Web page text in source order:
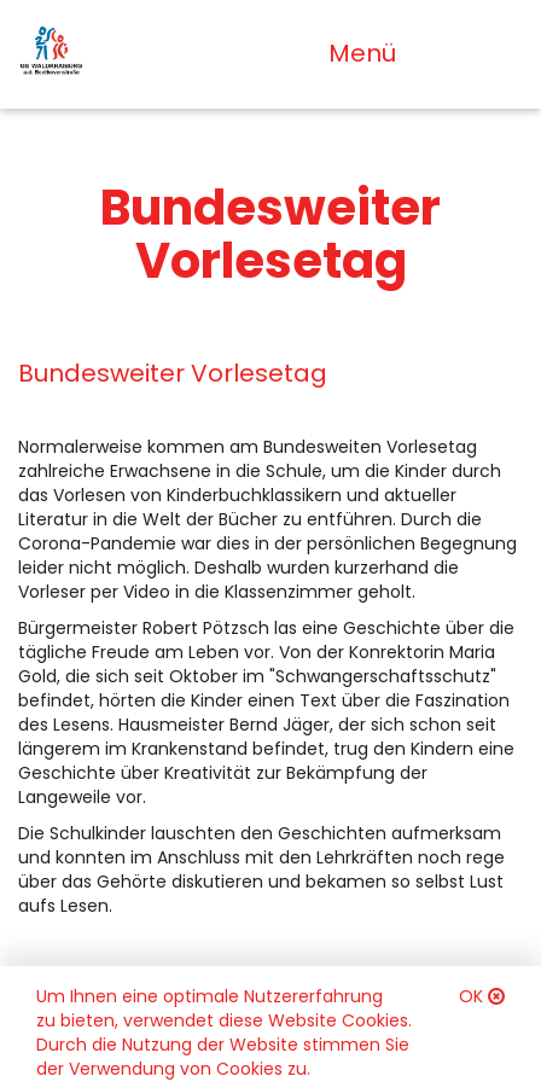
OK
Um Ihnen eine optimale Nutzererfahrung
zu bieten, verwendet diese Website Cookies.
Durch die Nutzung der Website stimmen Sie
der Verwendung von Cookies zu.
Menü
Bundesweiter
Vorlesetag
Bundesweiter Vorlesetag
Normalerweise kommen am Bundesweiten Vorlesetag
zahlreiche Erwachsene in die Schule, um die Kinder durch
das Vorlesen von Kinderbuchklassikern und aktueller
Literatur in die Welt der Bücher zu entführen. Durch die
Corona-Pandemie war dies in der persönlichen Begegnung
leider nicht möglich. Deshalb wurden kurzerhand die
Vorleser per Video in die Klassenzimmer geholt.
Bürgermeister Robert Pötzsch las eine Geschichte über die
tägliche Freude am Leben vor. Von der Konrektorin Maria
Gold, die sich seit Oktober im "Schwangerschaftsschutz"
befindet, hörten die Kinder einen Text über die Faszination
des Lesens. Hausmeister Bernd Jäger, der sich schon seit
längerem im Krankenstand befindet, trug den Kindern eine
Geschichte über Kreativität zur Bekämpfung der
Langeweile vor.
Die Schulkinder lauschten den Geschichten aufmerksam
und konnten im Anschluss mit den Lehrkräften noch rege
über das Gehörte diskutieren und bekamen so selbst Lust
aufs Lesen.